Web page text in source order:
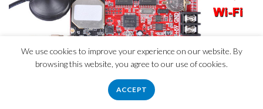
We use cookies to improve your experience on our website. By
browsing this website, you agree to our use of cookies.
ACCEPT